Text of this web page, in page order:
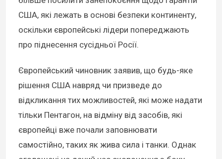
США, які лежать в основі безпеки континенту,
оскільки європейські лідери попереджають
про піднесення сусідньої Росії.
Європейський чиновник заявив, що будь-яке
рішення США навряд чи призведе до
відкликання тих можливостей, які може надати
тільки Пентагон, на відміну від засобів, які
європейці вже почали заповнювати
самостійно, таких як жива сила і танки. Однак